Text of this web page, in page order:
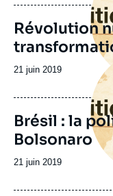
publication
Révolution
Date
publication
21 juin 2019
Brésil : la
Bolsonaro
Date
publication
21 juin 2019